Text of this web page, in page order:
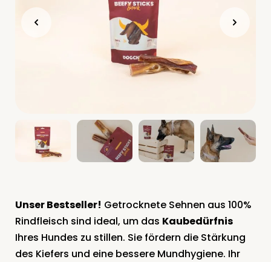
Unser Bestseller! Getrocknete Sehnen aus 100%
Rindfleisch sind ideal, um das Kaubedürfnis
Ihres Hundes zu stillen. Sie fördern die Stärkung
des Kiefers und eine bessere Mundhygiene. Ihr